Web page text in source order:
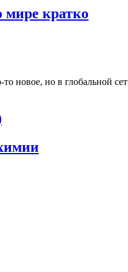
кратко
то новое, но в глобальной